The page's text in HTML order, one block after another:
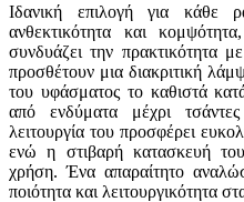
Ιδανική επιλογή για κάθε
ανθεκτικότητα και
συνδυάζει την πρακτικότητα
προσθέτουν μια διακριτική
του υφάσματος το καθιστά
από ενδύματα μέχρι
λειτουργία του προσφέρει
ενώ η στιβαρή κατασκευή
χρήση. Ένα απαραίτητο
ποιότητα και λειτουργικότητα